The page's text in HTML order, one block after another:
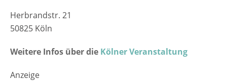
Herbrandstr. 21
50825 Köln
Weitere Infos über die Kölner Veranstaltung
Anzeige